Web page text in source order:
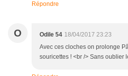
Répondre
O Odile 54 18/04/2017 23:23
Avec ces cloches on prolonge
souricettes ! <br /> Sans oublier